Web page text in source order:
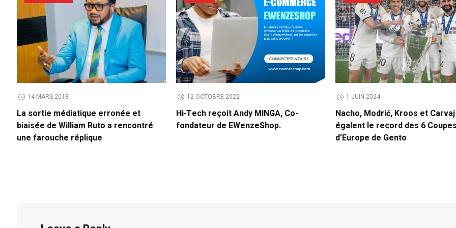
14 MARS 2018
La sortie médiatique erronée et
biaisée de William Ruto a rencontré
une farouche réplique
12 OCTOBRE 2022
Hi-Tech reçoit Andy MINGA, Co-
fondateur de EWenzeShop.
1 JUIN 2024
Nacho, Modrić, Kroos et
égalent le record des 6
d’Europe de Gento